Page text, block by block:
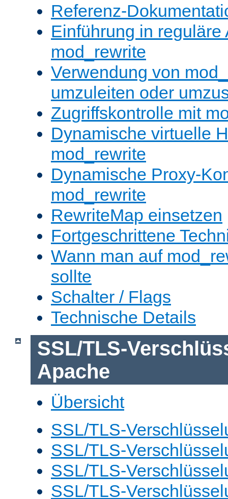
Referenz-
Einführung in reguläre
mod_rewrite
Verwendung von
umzuleiten oder
Zugriffskontrolle mit
Dynamische virtuelle
mod_rewrite
Dynamische Proxy-
mod_rewrite
RewriteMap einsetzen
Fortgeschrittene
Wann man auf
sollte
Schalter / Flags
Technische Details
SSL/TLS-
Apache
Übersicht
SSL/TLS-
SSL/TLS-
SSL/TLS-
SSL/TLS-